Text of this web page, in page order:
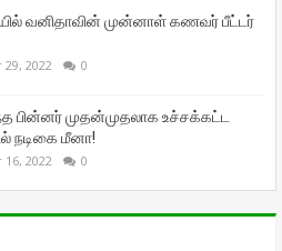
வனிதாவின் முன்னாள் கணவர் பீட்டர்
2022 0
முதன்முதலாக உச்சக்கட்ட
நடிகை மீனா!
2022 0